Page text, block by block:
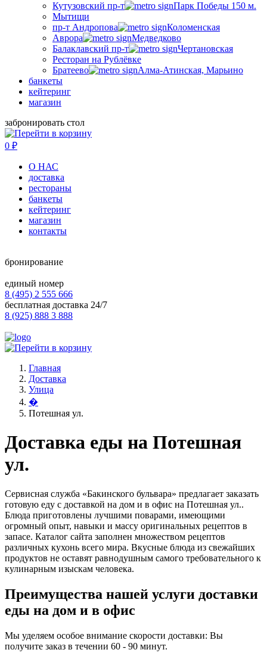
Кутузовский пр-т
Парк Победы 150 м.
Мытищи
пр-т Андропова
Коломенская
Аврора
Медведково
Балаклавский пр-т
Чертановская
Ресторан на Рублёвке
Братеево
Алма-Атинская, Марьино
банкеты
кейтеринг
магазин
забронировать стол
0 ₽
О НАС
доставка
рестораны
банкеты
кейтеринг
магазин
контакты
бронирование
единый номер
8 (495) 2 555 666
бесплатная доставка 24/7
8 (925) 888 3 888
Главная
Доставка
Улица
�
Потешная ул.
Доставка еды на Потешная
ул.
Сервисная служба «Бакинского бульвара» предлагает заказать
готовую еду с доставкой на дом и в офис на Потешная ул..
Блюда приготовлены лучшими поварами, имеющими
огромный опыт, навыки и массу оригинальных рецептов в
запасе. Каталог сайта заполнен множеством рецептов
различных кухонь всего мира. Вкусные блюда из свежайших
продуктов не оставят равнодушным самого требовательного к
кулинарным изыскам человека.
Преимущества нашей услуги доставки
еды на дом и в офис
Мы уделяем особое внимание скорости доставки: Вы
получите заказ в течении 60 - 90 минут.